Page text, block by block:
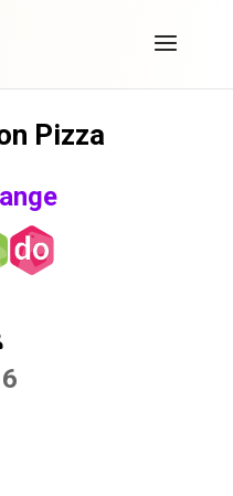
Pizza